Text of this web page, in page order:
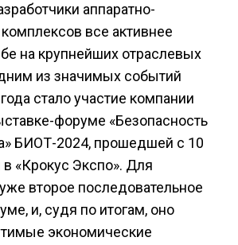
аппаратно-
все активнее
на крупнейших отраслевых
из значимых событий
стало участие компании
форуме «Безопасность
БИОТ-2024, прошедшей с 10
«Крокус Экспо». Для
второе последовательное
и, судя по итогам, оно
экономические